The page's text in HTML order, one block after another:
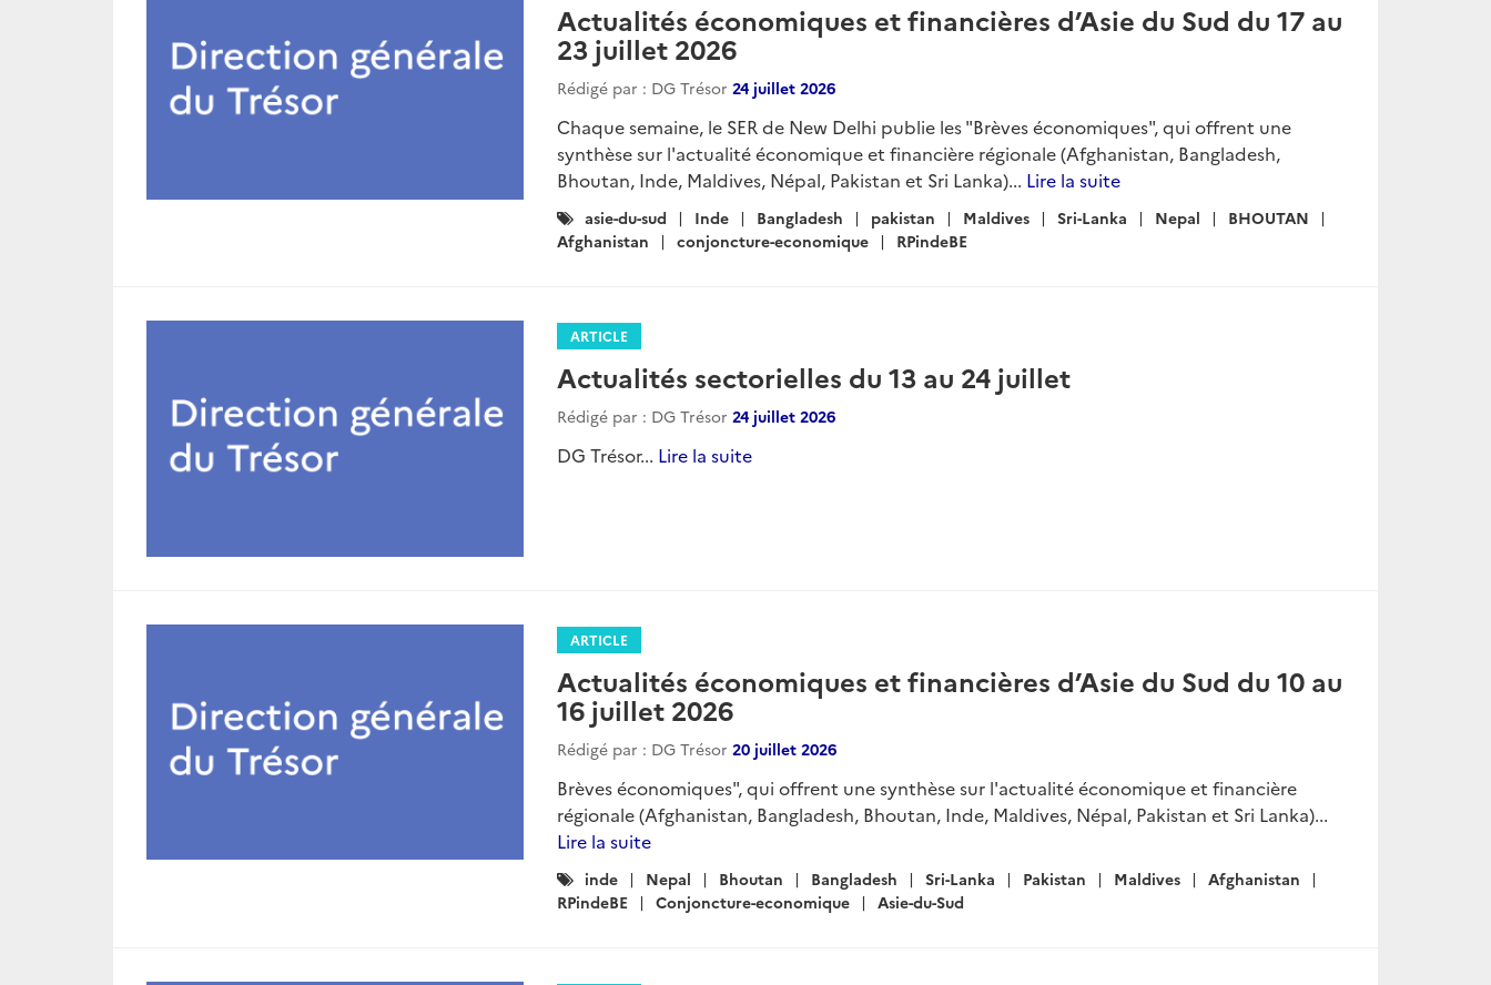
Actualités économiques et financières d’Asie du Sud du 17 au
23 juillet 2026
Rédigé par : DG Trésor 24 juillet 2026
Chaque semaine, le SER de New Delhi publie les "Brèves économiques", qui offrent une
synthèse sur l'actualité économique et financière régionale (Afghanistan, Bangladesh,
Bhoutan, Inde, Maldives, Népal, Pakistan et Sri Lanka)... Lire la suite
Catégories
:
asie-du-sud Inde Bangladesh pakistan Maldives Sri-Lanka Nepal
BHOUTAN
Afghanistan
conjoncture-economique RPindeBE
ARTICLE
Actualités sectorielles du 13 au 24 juillet
Rédigé par : DG Trésor 24 juillet 2026
DG Trésor... Lire la suite
ARTICLE
Actualités économiques et financières d’Asie du Sud du 10 au
16 juillet 2026
Rédigé par : DG Trésor 20 juillet 2026
Brèves économiques", qui offrent une synthèse sur l'actualité économique et financière
régionale (Afghanistan, Bangladesh, Bhoutan, Inde, Maldives, Népal, Pakistan et Sri Lanka)...
Lire la suite
Catégories
:
inde Nepal Bhoutan Bangladesh Sri-Lanka Pakistan Maldives
Afghanistan
RPindeBE
Conjoncture-economique Asie-du-Sud